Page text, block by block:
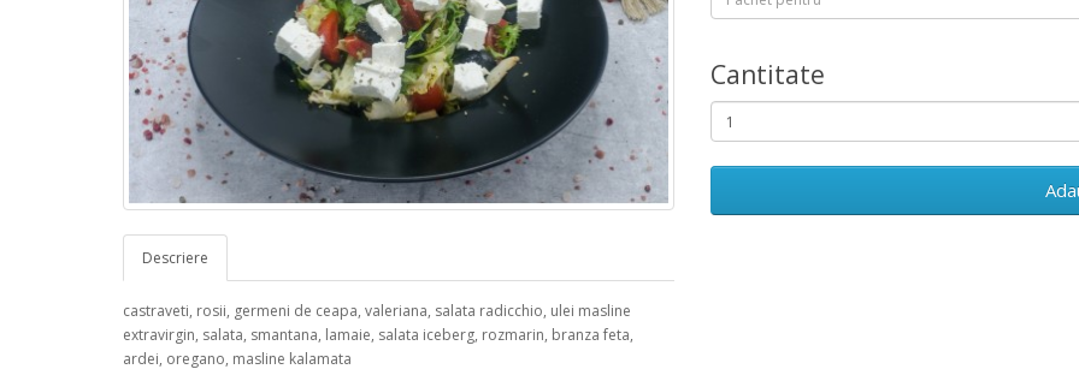
Descriere
castraveti, rosii, germeni de ceapa, valeriana, salata radicchio, ulei masline
extravirgin, salata, smantana, lamaie, salata iceberg, rozmarin, branza feta,
ardei, oregano, masline kalamata
Cantitate